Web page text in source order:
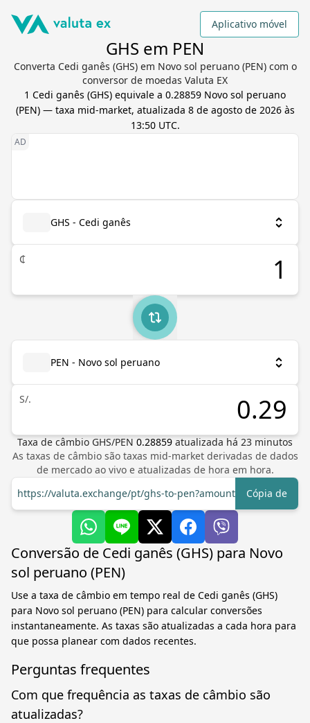
Aplicativo móvel
GHS em PEN
Converta Cedi ganês (GHS) em Novo sol peruano (PEN) com o
conversor de moedas Valuta EX
1 Cedi ganês (GHS) equivale a 0.28859 Novo sol peruano
(PEN) — taxa mid-market, atualizada 8 de agosto de 2026 às
13:50 UTC.
GHS - Cedi ganês
₵
PEN - Novo sol peruano
S/.
Taxa de câmbio GHS/PEN 0.28859 atualizada há 23 minutos
As taxas de câmbio são taxas mid-market derivadas de dados
de mercado ao vivo e atualizadas de hora em hora.
https://valuta.exchange/pt/ghs-to-pen?amount=1 Cópia de
Conversão de Cedi ganês (GHS) para Novo
sol peruano (PEN)
Use a taxa de câmbio em tempo real de Cedi ganês (GHS)
para Novo sol peruano (PEN) para calcular conversões
instantaneamente. As taxas são atualizadas a cada hora para
que possa planear com dados recentes.
Perguntas frequentes
Com que frequência as taxas de câmbio são
atualizadas?